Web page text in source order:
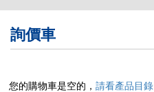
詢價車
您的購物車是空的， 請看產品目錄
簡体版